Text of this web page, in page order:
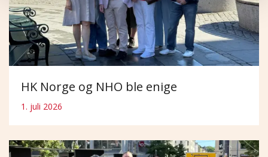
HK Norge og NHO ble enige
1. juli 2026